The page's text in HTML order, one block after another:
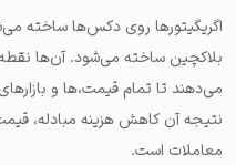
بلاکچین ساخته می‌شود. آن‌ها
می‌دهند تا تمام قیمت،ها و
نتیجه آن کاهش هزینه مبادله،
معاملات است.